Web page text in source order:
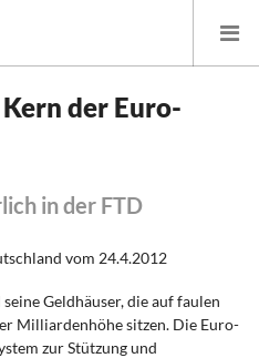
und Finanzpolitik
der Euro-
in der FTD
vom 24.4.2012
Geldhäuser, die auf faulen
Milliardenhöhe sitzen. Die Euro-
zur Stützung und